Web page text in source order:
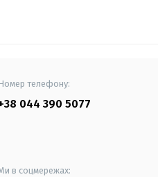
телефону:
044 390 5077
в соцмережах: